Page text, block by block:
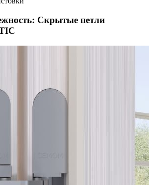
Скрытые петли